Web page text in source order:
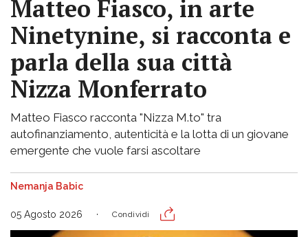
Matteo Fiasco, in arte
Ninetynine, si racconta e
parla della sua città
Nizza Monferrato
Matteo Fiasco racconta "Nizza M.to" tra
autofinanziamento, autenticità e la lotta di un giovane
emergente che vuole farsi ascoltare
Nemanja Babic
05 Agosto 2026 Condividi